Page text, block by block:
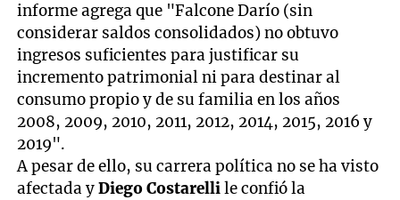
informe agrega que "Falcone Darío (sin
considerar saldos consolidados) no obtuvo
ingresos suficientes para justificar su
incremento patrimonial ni para destinar al
consumo propio y de su familia en los años
2008, 2009, 2010, 2011, 2012, 2014, 2015, 2016 y
2019".
A pesar de ello, su carrera política no se ha visto
afectada yDiego Costarellile confió la